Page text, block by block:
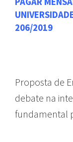
206/2019
Proposta de
debate na
fundamental